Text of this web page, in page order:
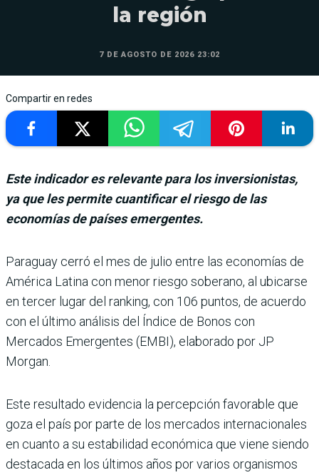
la región
7 DE AGOSTO DE 2026 23:02
Compartir en redes
Este indicador es relevante para los inversionistas,
ya que les permite cuantificar el riesgo de las
economías de países emergentes.
Paraguay cerró el mes de julio entre las eco­nomías de
América Latina con menor riesgo soberano, al ubicarse
en ter­cer lugar del ranking, con 106 puntos, de acuerdo
con el último análisis del Índice de Bonos con
Mercados Emer­gentes (EMBI), elaborado por JP
Morgan.
Este resultado evidencia la percepción favorable que
goza el país por parte de los mercados internacionales
en cuanto a su estabilidad económica que viene siendo
destacada en los últimos años por varios organismos